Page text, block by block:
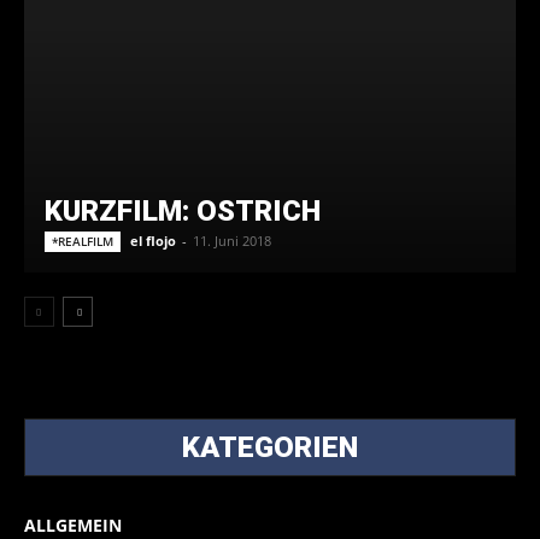
KURZFILM: OSTRICH
*REALFILM el flojo - 11. Juni 2018
KATEGORIEN
ALLGEMEIN